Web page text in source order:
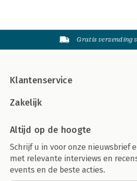
Gratis verzending
Klantenservice
Zakelijk
Altijd op de hoogte
Schrijf u in voor onze nieuwsbrief
met relevante interviews en
events en de beste acties.